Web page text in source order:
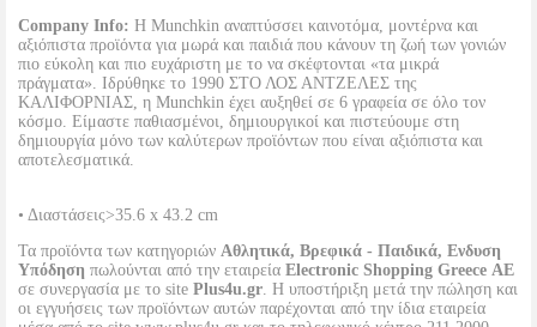
Company Info: Η Munchkin αναπτύσσει καινοτόμα, μοντέρνα και
αξιόπιστα προϊόντα για μωρά και παιδιά που κάνουν τη ζωή των γονιών
πιο εύκολη και πιο ευχάριστη με το να σκέφτονται «τα μικρά
πράγματα». Ιδρύθηκε το 1990 ΣΤΟ ΛΟΣ ΑΝΤΖΕΛΕΣ της
ΚΑΛΙΦΟΡΝΙΑΣ, η Munchkin έχει αυξηθεί σε 6 γραφεία σε όλο τον
κόσμο. Είμαστε παθιασμένοι, δημιουργικοί και πιστεύουμε στη
δημιουργία μόνο των καλύτερων προϊόντων που είναι αξιόπιστα και
αποτελεσματικά.
• Διαστάσεις>35.6 x 43.2 cm
Τα προϊόντα των κατηγοριών Αθλητικά, Βρεφικά - Παιδικά, Ενδυση
Υπόδηση πωλούνται από την εταιρεία Electronic Shopping Greece ΑΕ
σε συνεργασία με το site Plus4u.gr. Η υποστήριξη μετά την πώληση και
οι εγγυήσεις των προϊόντων αυτών παρέχονται από την ίδια εταιρεία